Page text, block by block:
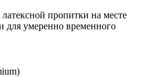
пропитки на месте
умеренно временного